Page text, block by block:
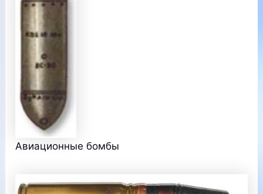
Авиационные бомбы